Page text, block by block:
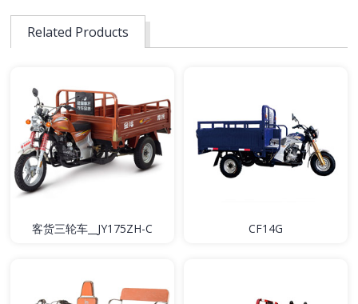
Related Products
客货三轮车__JY175ZH-C CF14G